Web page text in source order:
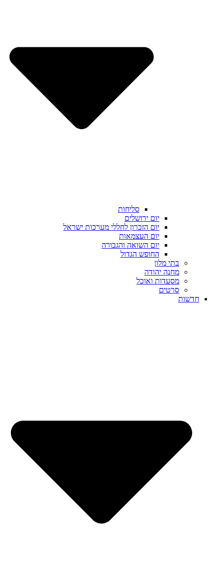
סליחות
יום ירושלים
יום הזכרון לחללי מערכות ישראל
יום העצמאות
יום השואה והגבורה
החופש הגדול
בתי מלון
מחנה יהודה
מסעדות ואוכל
סרטים
חדשות